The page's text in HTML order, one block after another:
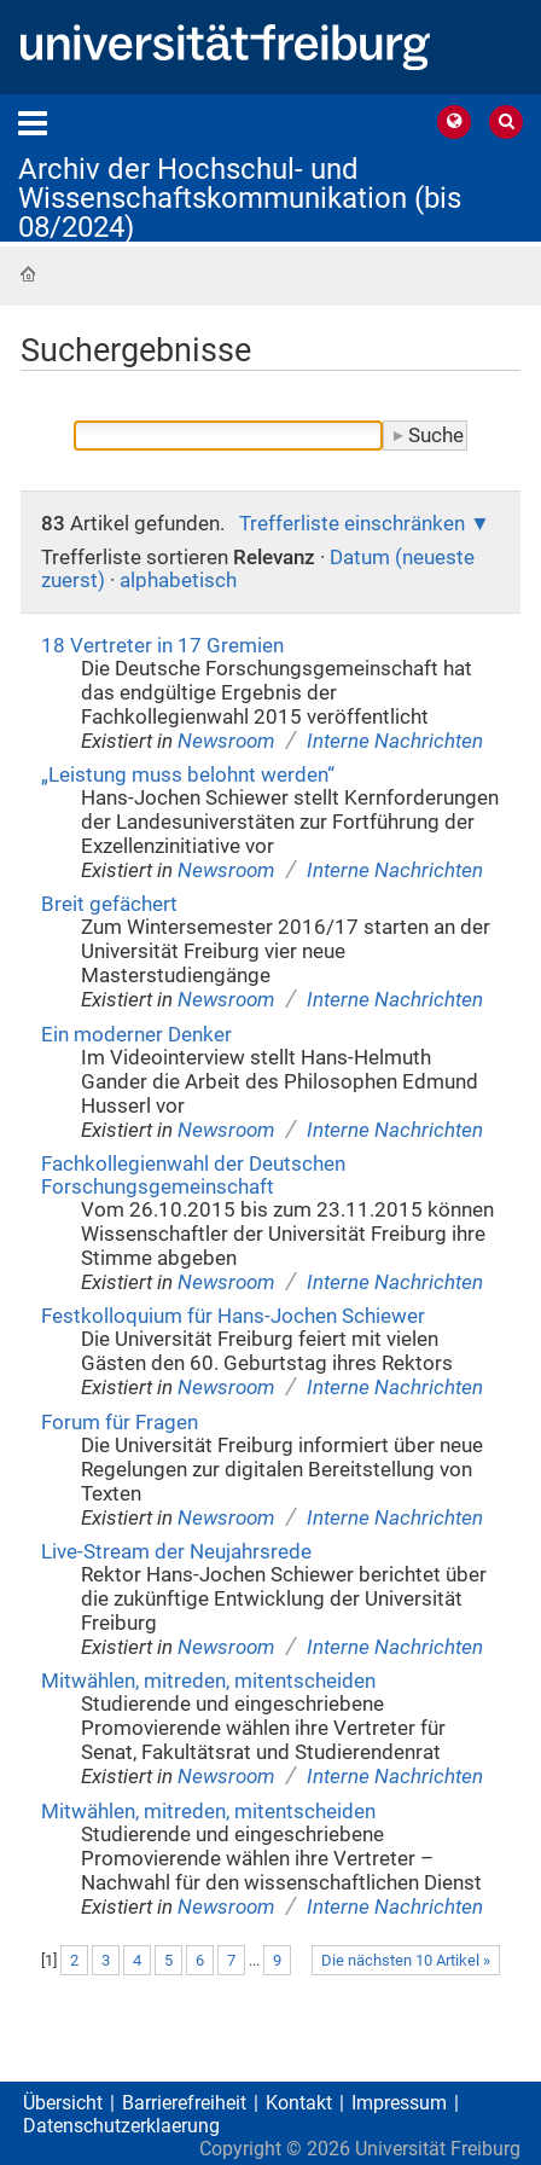
Archiv der Hochschul- und
Wissenschaftskommunikation (bis
08/2024)
Suchergebnisse
83 Artikel gefunden.
Trefferliste einschränken
Trefferliste sortieren Relevanz · Datum (neueste
zuerst) · alphabetisch
18 Vertreter in 17 Gremien
Die Deutsche Forschungsgemeinschaft hat
das endgültige Ergebnis der
Fachkollegienwahl 2015 veröffentlicht
Existiert in Newsroom / Interne Nachrichten
„Leistung muss belohnt werden“
Hans-Jochen Schiewer stellt Kernforderungen
der Landesuniverstäten zur Fortführung der
Exzellenzinitiative vor
Existiert in Newsroom / Interne Nachrichten
Breit gefächert
Zum Wintersemester 2016/17 starten an der
Universität Freiburg vier neue
Masterstudiengänge
Existiert in Newsroom / Interne Nachrichten
Ein moderner Denker
Im Videointerview stellt Hans-Helmuth
Gander die Arbeit des Philosophen Edmund
Husserl vor
Existiert in Newsroom / Interne Nachrichten
Fachkollegienwahl der Deutschen
Forschungsgemeinschaft
Vom 26.10.2015 bis zum 23.11.2015 können
Wissenschaftler der Universität Freiburg ihre
Stimme abgeben
Existiert in Newsroom / Interne Nachrichten
Festkolloquium für Hans-Jochen Schiewer
Die Universität Freiburg feiert mit vielen
Gästen den 60. Geburtstag ihres Rektors
Existiert in Newsroom / Interne Nachrichten
Forum für Fragen
Die Universität Freiburg informiert über neue
Regelungen zur digitalen Bereitstellung von
Texten
Existiert in Newsroom / Interne Nachrichten
Live-Stream der Neujahrsrede
Rektor Hans-Jochen Schiewer berichtet über
die zukünftige Entwicklung der Universität
Freiburg
Existiert in Newsroom / Interne Nachrichten
Mitwählen, mitreden, mitentscheiden
Studierende und eingeschriebene
Promovierende wählen ihre Vertreter für
Senat, Fakultätsrat und Studierendenrat
Existiert in Newsroom / Interne Nachrichten
Mitwählen, mitreden, mitentscheiden
Studierende und eingeschriebene
Promovierende wählen ihre Vertreter –
Nachwahl für den wissenschaftlichen Dienst
Existiert in Newsroom / Interne Nachrichten
Die nächsten 10 Artikel »
1 2 3 4 5 6 7 ... 9
Übersicht Barrierefreiheit Kontakt
Impressum
Datenschutzerklaerung
Copyright © 2026 Universität Freiburg